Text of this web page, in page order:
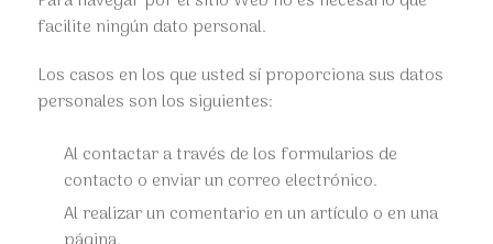
facilite ningún dato personal.
Los casos en los que usted sí proporciona sus datos
personales son los siguientes:
Al contactar a través de los formularios de
contacto o enviar un correo electrónico.
Al realizar un comentario en un artículo o en una